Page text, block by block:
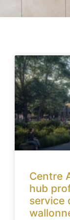
Centre
hub
service